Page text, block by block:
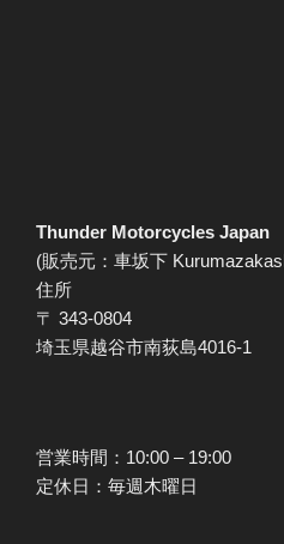
Thunder Motorcycles Japan
(販売元：車坂下
住所
〒 343-0804
埼玉県越谷市南荻島4016-1
営業時間：10:00 – 19:00
定休日：毎週木曜日